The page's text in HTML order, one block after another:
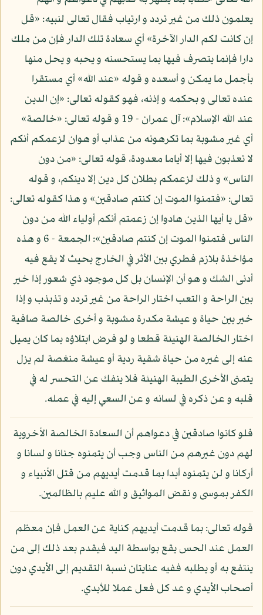
يعلمون ذلك من غير تردد و ارتياب فقال تعالى لنبيه: «قل
إن كانت لكم الدار الآخرة» أي سعادة تلك الدار فإن من ملك
دارا فإنما يتصرف فيها بما يستحسنه و يحبه و يحل منها
بأجمل ما يمكن و أسعده و قوله «عند الله» أي مستقرا
عنده تعالى و بحكمه و إذنه، فهو كقوله تعالى: «إن الدين
عند الله الإسلام»: آل عمران - 19 و قوله تعالى: «خالصة»
أي غير مشوبة بما تكرهونه من عذاب أو هوان لزعمكم أنكم
لا تعذبون فيها إلا أياما معدودة، قوله تعالى: «من دون
الناس» و ذلك لزعمكم بطلان كل دين إلا دينكم، و قوله
تعالى: «فتمنوا الموت إن كنتم صادقين» و هذا كقوله تعالى:
«قل يا أيها الذين هادوا إن زعمتم أنكم أولياء الله من دون
الناس فتمنوا الموت إن كنتم صادقين»: الجمعة - 6 و هذه
مؤاخذة بلازم فطري بين الأثر في الخارج بحيث لا يقع فيه
أدنى الشك و هو أن الإنسان بل كل موجود ذي شعور إذا خير
بين الراحة و التعب اختار الراحة من غير تردد و تذبذب و إذا
خير بين حياة و عيشة مكدرة مشوبة و أخرى خالصة صافية
اختار الخالصة الهنيئة قطعا و لو فرض ابتلاؤه بما كان يميل
عنه إلى غيره من حياة شقية ردية أو عيشة منغصة لم يزل
يتمنى الأخرى الطيبة الهنيئة فلا ينفك عن التحسر له في
قلبه و عن ذكره في لسانه و عن السعي إليه في عمله.
فلو كانوا صادقين في دعواهم أن السعادة الخالصة الأخروية
لهم دون غيرهم من الناس وجب أن يتمنوه جنانا و لسانا و
أركانا و لن يتمنوه أبدا بما قدمت أيديهم من قتل الأنبياء و
الكفر بموسى و نقض المواثيق و الله عليم بالظالمين.
قوله تعالى: بما قدمت أيديهم كناية عن العمل فإن معظم
العمل عند الحس يقع بواسطة اليد فيقدم بعد ذلك إلى من
ينتفع به أو يطلبه ففيه عنايتان نسبة التقديم إلى الأيدي دون
أصحاب الأيدي و عد كل فعل عملا للأيدي.